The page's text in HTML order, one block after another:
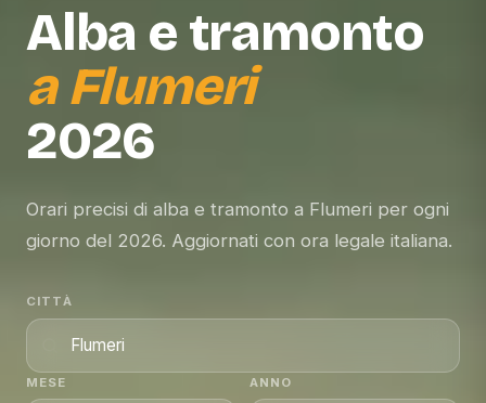
Alba e tramonto
aFlumeri
2026
Orari precisi di alba e tramonto a Flumeri per ogni
giorno del 2026. Aggiornati con ora legale italiana.
CITTÀ
MESE ANNO